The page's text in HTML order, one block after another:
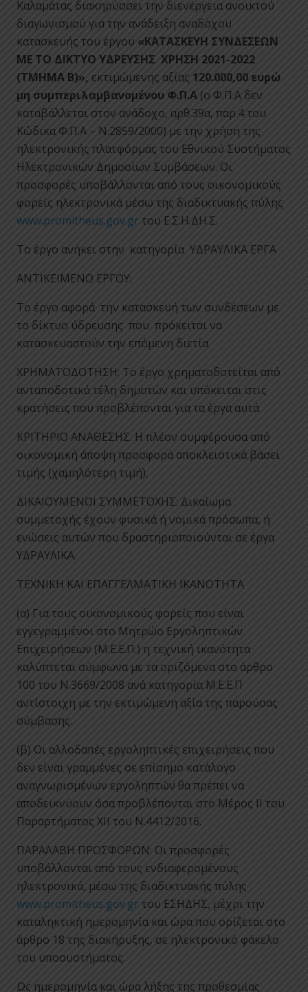
Καλαμάτας διακηρύσσει την διενέργεια ανοικτού
διαγωνισμού για την ανάδειξη αναδόχου
κατασκευής του έργου «ΚΑΤΑΣΚΕΥΗ ΣΥΝΔΕΣΕΩΝ
ΜΕ ΤΟ ΔΙΚΤΥΟ ΥΔΡΕΥΣΗΣ ΧΡΗΣΗ 2021-2022
(ΤΜΗΜΑ Β)», εκτιμώμενης αξίας 120.000,00 ευρώ
μη συμπεριλαμβανομένου Φ.Π.Α (ο Φ.Π.Α δεν
καταβάλλεται στον ανάδοχο, αρθ.39α, παρ.4 του
Κώδικα Φ.Π.Α – Ν.2859/2000) με την χρήση της
ηλεκτρονικής πλατφόρμας του Εθνικού Συστήματος
Ηλεκτρονικών Δημοσίων Συμβάσεων. Οι
προσφορές υποβάλλονται από τους οικονομικούς
φορείς ηλεκτρονικά μέσω της διαδικτυακής πύλης
www.promitheus.gov.grτου Ε.Σ.Η.ΔΗ.Σ.
Το έργο ανήκει στην κατηγορία ΥΔΡΑΥΛΙΚΑ ΕΡΓΑ
ΑΝΤΙΚΕΙΜΕΝΟ ΕΡΓΟΥ:
Το έργο αφορά την κατασκευή των συνδέσεων με
το δίκτυο ύδρευσης που πρόκειται να
κατασκευαστούν την επόμενη διετία
ΧΡΗΜΑΤΟΔΟΤΗΣΗ: Το έργο χρηματοδοτείται από
ανταποδοτικά τέλη δημοτών και υπόκειται στις
κρατήσεις που προβλέπονται για τα έργα αυτά
ΚΡΙΤΗΡΙΟ ΑΝΑΘΕΣΗΣ: Η πλέον συμφέρουσα από
οικονομική άποψη προσφορά αποκλειστικά βάσει
τιμής (χαμηλότερη τιμή).
ΔΙΚΑΙΟΥΜΕΝΟΙ ΣΥΜΜΕΤΟΧΗΣ: Δικαίωμα
συμμετοχής έχουν φυσικά ή νομικά πρόσωπα, ή
ενώσεις αυτών που δραστηριοποιούνται σε έργα
ΥΔΡΑΥΛΙΚΑ.
ΤΕΧΝΙΚΗ ΚΑΙ ΕΠΑΓΓΕΛΜΑΤΙΚΗ ΙΚΑΝΟΤΗΤΑ
(α) Για τους οικονομικούς φορείς που είναι
εγγεγραμμένοι στο Μητρώο Εργοληπτικών
Επιχειρήσεων (Μ.Ε.Ε.Π.) η τεχνική ικανότητα
καλύπτεται σύμφωνα με τα οριζόμενα στο άρθρο
100 του Ν.3669/2008 ανά κατηγορία Μ.Ε.Ε.Π
αντίστοιχη με την εκτιμώμενη αξία της παρούσας
σύμβασης.
(β) Οι αλλοδαπές εργοληπτικές επιχειρήσεις που
δεν είναι γραμμένες σε επίσημο κατάλογο
αναγνωρισμένων εργοληπτών θα πρέπει να
αποδεικνύουν όσα προβλέπονται στο Μέρος ΙΙ του
Παραρτήματος ΧΙΙ του Ν.4412/2016.
ΠΑΡΑΛΑΒΗ ΠΡΟΣΦΟΡΩΝ: Οι προσφορές
υποβάλλονται από τους ενδιαφερομένους
ηλεκτρονικά, μέσω της διαδικτυακής πύλης
www.promitheus.gov.grτου ΕΣΗΔΗΣ, μέχρι την
καταληκτική ημερομηνία και ώρα που ορίζεται στο
άρθρο 18 της διακήρυξης, σε ηλεκτρονικό φάκελο
του υποσυστήματος.
Ως ημερομηνία και ώρα λήξης της προθεσμίας